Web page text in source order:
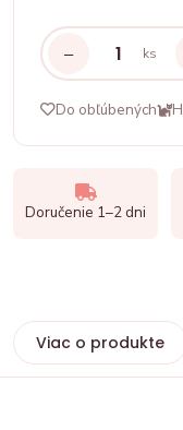
− ks
Do obľúbených
Doručenie 1–2 dni
Viac o produkte